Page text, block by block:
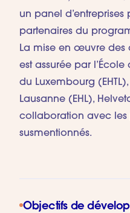
un panel
partenaires du
La mise en œuvre des
est assurée par
du Luxembourg
Lausanne (EHL),
collaboration avec les
susmentionnés.
Objectifs de